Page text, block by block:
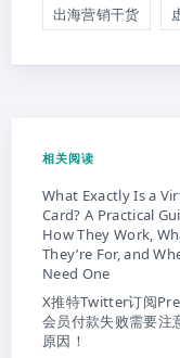
出海营销干货
相关阅读
What Exactly Is a
Card? A Practical
How They Work,
They’re For, and
Need One
X推特Twitter订阅
会员付款失败需要注
原因！